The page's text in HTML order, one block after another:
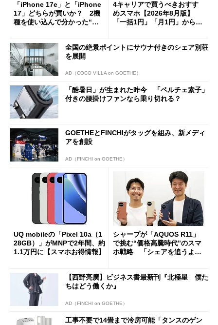
「iPhone 17e」と「iPhone
17」どちらが買いか？ 2機
種を使い込んで分かった“ス
4キャリアで買うべきおすす
めスマホ【2026年8月版】
「一括1円」「月1円」からお
全国の絶景ポイントにサウナ付きのシェア別荘
を展開
AD（COCO VILLA on GOETHE）
「酷暑日」が生まれた昨今 「ペルチェ素子」
付きの腰掛けファンなら乗り切れる？
GOETHEとFINCHIがタッグを組み、新メディ
アを創設
AD（FINCHI on GOETHE）
UQ mobileの「Pixel 10a（1
28GB）」がMNPで2年間、約
1.1万円に【スマホお得情報】
シャープが「AQUOS R11」
で挑む“価格高騰時代”のスマ
ホ戦略 「シェアを追うより
【西野亮廣】ビジネス書最新刊『北極星 僕た
ちはどう働くか』
AD（FINCHI on GOETHE）
工事不要で14畳まで冷房可能「タンスのゲン